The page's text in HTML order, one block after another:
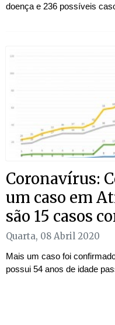
doença e 236 possíveis
Coronavírus:
um caso em
são 15 casos
Quarta, 08 Abril 2020
Mais um caso foi
possui 54 anos de idade